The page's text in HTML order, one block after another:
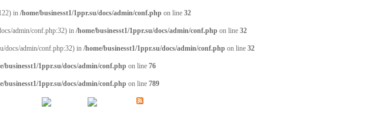
in /home/businesst1/1ppr.su/docs/admin/conf.php on line 32
admin/conf.php:32) in /home/businesst1/1ppr.su/docs/admin/conf.php on line 32
docs/admin/conf.php:32) in /home/businesst1/1ppr.su/docs/admin/conf.php on line 32
businesst1/1ppr.su/docs/admin/conf.php on line 76
businesst1/1ppr.su/docs/admin/conf.php on line 789